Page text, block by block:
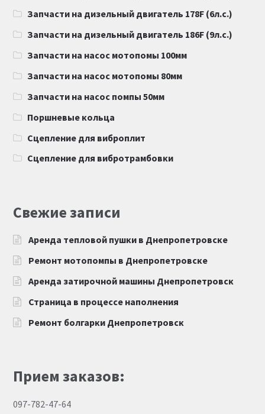
Запчасти на дизельный двигатель 178F (6л.с.)
Запчасти на дизельный двигатель 186F (9л.с.)
Запчасти на насос мотопомы 100мм
Запчасти на насос мотопомы 80мм
Запчасти на насос помпы 50мм
Поршневые кольца
Сцепление для виброплит
Сцепление для вибротрамбовки
Свежие записи
Аренда тепловой пушки в Днепропетровске
Ремонт мотопомпы в Днепропетровске
Аренда затирочной машины Днепропетровск
Страница в процессе наполнения
Ремонт болгарки Днепропетровск
Прием заказов:
097-782-47-64